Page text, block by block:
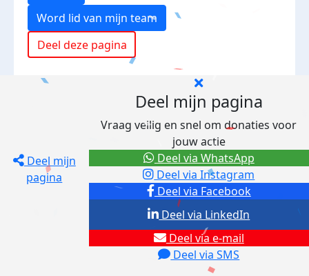
Word lid van mijn team
Deel deze pagina
Deel mijn
pagina
Deel mijn pagina
Vraag veilig en snel om donaties voor
jouw actie
Deel via Facebook
Deel via Instagram
Deel via e-mail
Deel via SMS
Deel via LinkedIn
Deel via WhatsApp